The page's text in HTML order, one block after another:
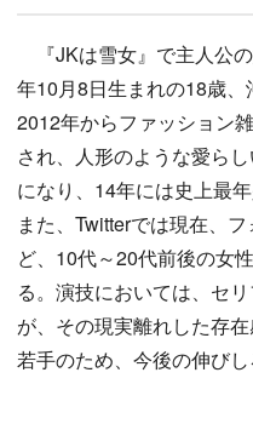
『JKは雪女』で主人公
年10月8日生まれの18歳、
2012年からファッション
され、人形のような愛ら
になり、14年には史上最
また、Twitterでは現在、
ど、10代～20代前後の女
る。演技においては、セ
が、その現実離れした存
若手のため、今後の伸びし